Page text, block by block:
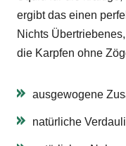
ergibt das einen
Nichts
die Karpfen ohne
ausgewogene
natürliche